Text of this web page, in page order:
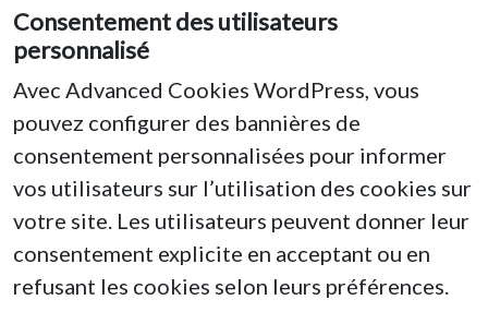
Consentement des utilisateurs
personnalisé
Avec Advanced Cookies WordPress, vous
pouvez configurer des bannières de
consentement personnalisées pour informer
vos utilisateurs sur l’utilisation des cookies sur
votre site. Les utilisateurs peuvent donner leur
consentement explicite en acceptant ou en
refusant les cookies selon leurs préférences.